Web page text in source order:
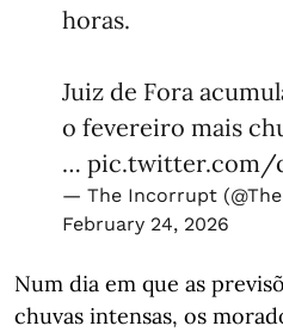
horas.
Juiz de Fora
o fevereiro mais
… pic.twitter.com/
— The Incorrupt
February 24, 2026
Num dia em que as
chuvas intensas, os